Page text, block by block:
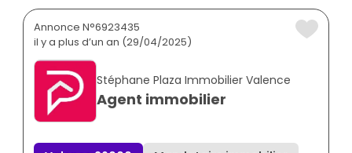
Annonce N°6923435
il y a plus d’un an (29/04/2025)
Stéphane Plaza Immobilier Valence
Agent immobilier